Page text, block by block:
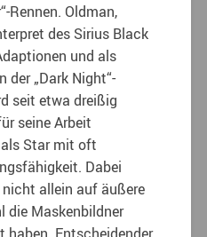
Rennen. Oldman,
des Sirius Black
und als
der „Dark Night“-
seit etwa dreißig
seine Arbeit
Star mit oft
Dabei
allein auf äußere
die Maskenbildner
haben. Entscheidender